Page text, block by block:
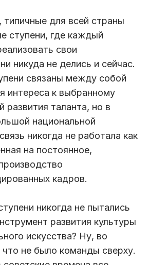
для всей страны
ступени, где каждый
свои
никуда не делись и сейчас.
связаны между собой
интереса к выбранному
развития таланта, но в
национальной
никогда не работала как
на постоянное,
кадров.
никогда не пытались
развития культуры
искусства? Ну, во
не было команды сверху.